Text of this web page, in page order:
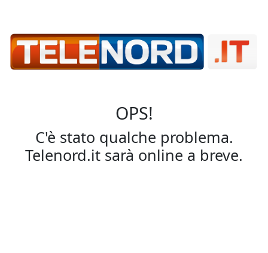
OPS!
C'è stato qualche problema.
Telenord.it sarà online a breve.